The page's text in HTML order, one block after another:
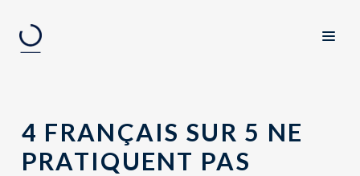
4 FRANÇAIS SUR 5 NE
PRATIQUENT PAS